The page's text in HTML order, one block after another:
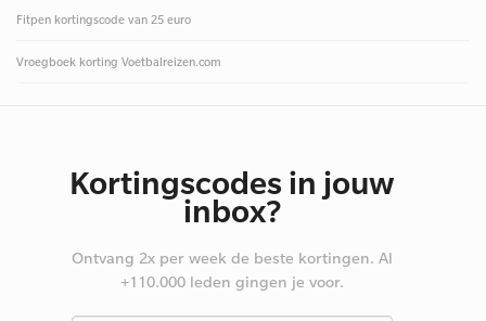
Fitpen kortingscode van 25 euro
Vroegboek korting Voetbalreizen.com
Kortingscodes in jouw
inbox?
Ontvang 2x per week de beste kortingen. Al
+110.000 leden gingen je voor.